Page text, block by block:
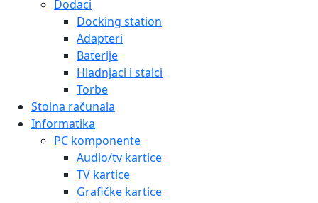
Dodaci
Docking station
Adapteri
Baterije
Hladnjaci i stalci
Torbe
Stolna računala
Informatika
PC komponente
Audio/tv kartice
TV kartice
Grafičke kartice